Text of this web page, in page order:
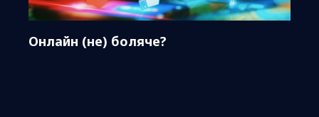
Онлайн (не) боляче?